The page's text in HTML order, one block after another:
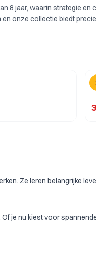
8 jaar, waarin strategie en
onze collectie biedt
Ze leren belangrijke
je nu kiest voor